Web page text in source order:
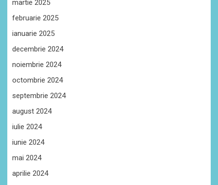
martie 2025
februarie 2025
ianuarie 2025
decembrie 2024
noiembrie 2024
octombrie 2024
septembrie 2024
august 2024
iulie 2024
iunie 2024
mai 2024
aprilie 2024